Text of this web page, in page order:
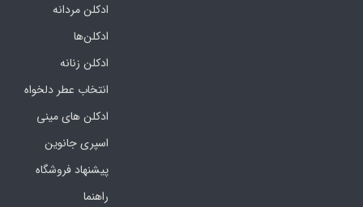
ادکلن مردانه
ادکلن‌ها
ادکلن زنانه
انتخاب عطر دلخواه
ادکلن های مینی
اسپری جانوین
پیشنهاد فروشگاه
راهنما